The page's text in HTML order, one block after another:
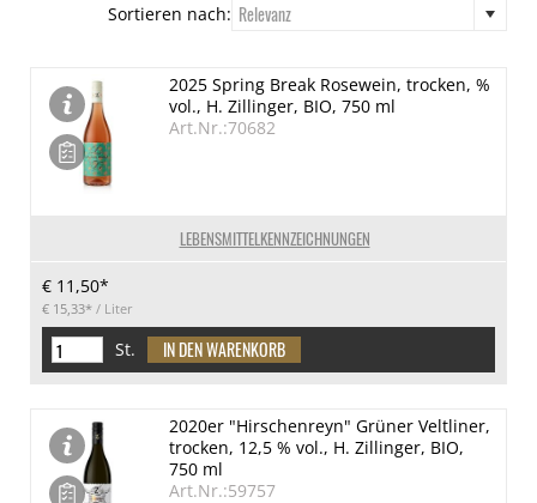
Sortieren nach: Relevanz
LEBENSMITTELKENNZEICHNUNGEN
2025 Spring Break Rosewein, trocken, %
vol., H. Zillinger, BIO, 750 ml
Art.Nr.:70682
€ 11,50*
€ 15,33* / Liter
St.
2020er "Hirschenreyn" Grüner Veltliner,
trocken, 12,5 % vol., H. Zillinger, BIO,
750 ml
Art.Nr.:59757